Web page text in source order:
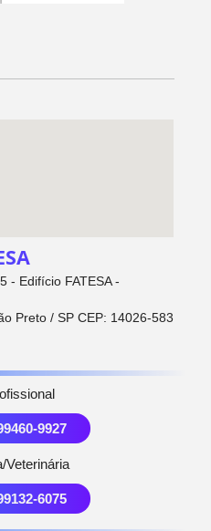
- Edifício FATESA -
Preto / SP CEP: 14026-583
9927
Veterinária
6075